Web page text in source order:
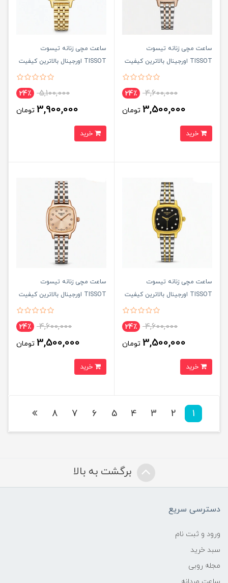
ساعت مچی زنانه تيسوت
TISSOT اورجينال بالاترين کيفيت
4,600,000 24٪
3,500,000 تومان
ساعت مچی زنانه تيسوت
TISSOT اورجينال بالاترين کيفيت
5,100,000 24٪
3,900,000 تومان
ساعت مچی زنانه تيسوت
TISSOT اورجينال بالاترين کيفيت
4,600,000 24٪
3,500,000 تومان
ساعت مچی زنانه تيسوت
TISSOT اورجينال بالاترين کيفيت
4,600,000 24٪
3,500,000 تومان
1
2
3
4
5
6
7
8
برگشت به بالا
دسترسی سریع
ورود و ثبت نام
سبد خرید
مجله روبی